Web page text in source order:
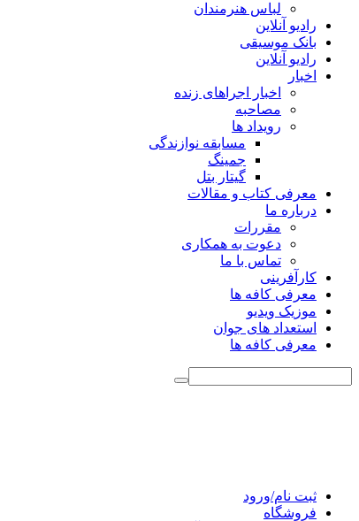
لباس هنرمندان
رادیو آنلاین
بانک موسیقی
رادیو آنلاین
اخبار
اخبار اجراهای زنده
مصاحبه
رویداد ها
مسابقه نوازندگی
جمینگ
گیتار بتل
معرفی کتاب و مقالات
درباره ما
مقررات
دعوت به همکاری
تماس با ما
کارآفرینی
معرفی کافه ها
موزیک ویدیو
استعداد های جوان
معرفی کافه ها
ثبت نام/ورود
فروشگاه